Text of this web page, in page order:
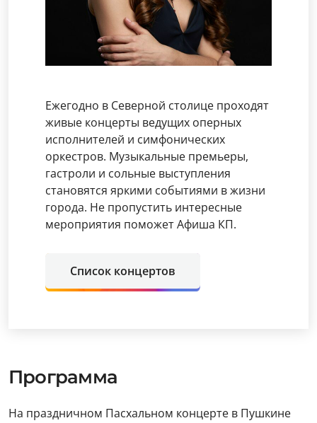
Ежегодно в Северной столице проходят
живые концерты ведущих оперных
исполнителей и симфонических
оркестров. Музыкальные премьеры,
гастроли и сольные выступления
становятся яркими событиями в жизни
города. Не пропустить интересные
мероприятия поможет Афиша КП.
Список концертов
Программа
На праздничном Пасхальном концерте в Пушкине